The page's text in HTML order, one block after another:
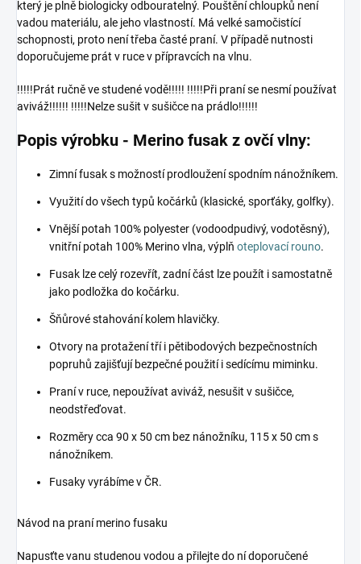
který je plně biologicky odbouratelný. Pouštění chloupků není
vadou materiálu, ale jeho vlastností. Má velké samočistící
schopnosti, proto není třeba časté praní. V případě nutnosti
doporučujeme prát v ruce v přípravcích na vlnu.
!!!!!Prát ručně ve studené vodě!!!!! !!!!!Při praní se nesmí používat
aviváž!!!!!! !!!!!Nelze sušit v sušičce na prádlo!!!!!!
Popis výrobku - Merino fusak z ovčí vlny:
Zimní fusak s možností prodloužení spodním nánožníkem.
Využití do všech typů kočárků (klasické, sporťáky, golfky).
Vnější potah 100% polyester (vodoodpudivý, vodotěsný),
vnitřní potah 100% Merino vlna, výplň oteplovací rouno.
Fusak lze celý rozevřít, zadní část lze použít i samostatně
jako podložka do kočárku.
Šňůrové stahování kolem hlavičky.
Otvory na protažení tří i pětibodových bezpečnostních
popruhů zajišťují bezpečné použití i sedícímu miminku.
Praní v ruce, nepoužívat aviváž, nesušit v sušičce,
neodstřeďovat.
Rozměry cca 90 x 50 cm bez nánožníku, 115 x 50 cm s
nánožníkem.
Fusaky vyrábíme v ČR.
Návod na praní merino fusaku
Napusťte vanu studenou vodou a přilejte do ní doporučené